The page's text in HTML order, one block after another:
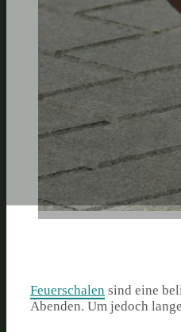
Feuerschalen sind eine
Abenden. Um jedoch